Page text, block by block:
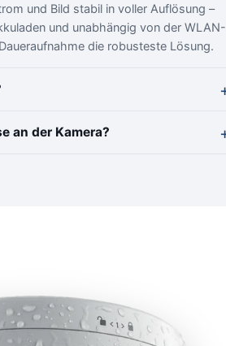
und Bild stabil in voller Auflösung –
und unabhängig von der WLAN-
die robusteste Lösung.
an der Kamera?